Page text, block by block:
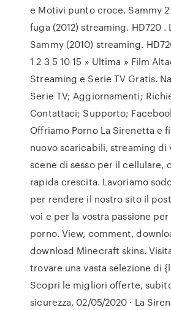
e Motivi punto croce. Sammy 2
fuga (2012) streaming. HD720
Sammy (2010) streaming.
1 2 3 5 10 15 » Ultima » Film
Streaming e Serie TV Gratis.
Serie TV; Aggiornamenti;
Contattaci; Supporto;
Offriamo Porno La Sirenetta e
nuovo scaricabili, streaming di
scene di sesso per il cellulare,
rapida crescita. Lavoriamo
per rendere il nostro sito il
voi e per la vostra passione
porno. View, comment,
download Minecraft skins.
trovare una vasta selezione di
Scopri le migliori offerte,
sicurezza. 02/05/2020 · La